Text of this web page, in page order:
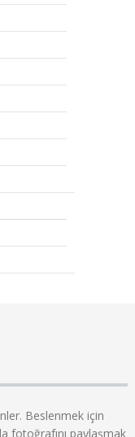
Beslenmek için
fotoğrafını paylaşmak